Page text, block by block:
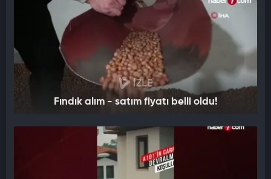
İZLE
Fındık alım - satım fiyatı belli oldu!